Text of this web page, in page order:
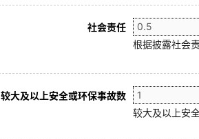
社会责任
根据披露社会
较大及以上安全或环保事故数
较大及以上安